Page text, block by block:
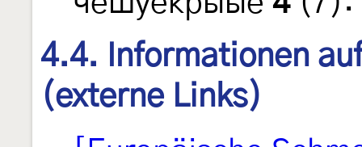
4.4. Informationen
(externe Links)